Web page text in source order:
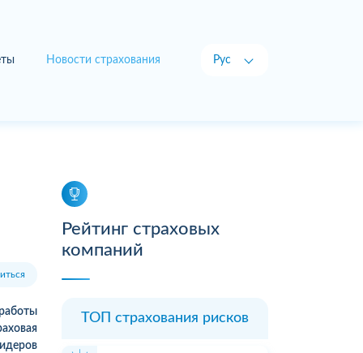
Новости страхования Рус
Рейтинг страховых
компаний
ТОП страхования рисков